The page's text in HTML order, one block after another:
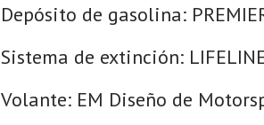
Depósito de gasolina:
Sistema de extinción:
Volante: EM Diseño de